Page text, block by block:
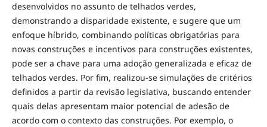
desenvolvidos no assunto de telhados verdes,
demonstrando a disparidade existente, e sugere que um
enfoque híbrido, combinando políticas obrigatórias para
novas construções e incentivos para construções existentes,
pode ser a chave para uma adoção generalizada e eficaz de
telhados verdes. Por fim, realizou-se simulações de critérios
definidos a partir da revisão legislativa, buscando entender
quais delas apresentam maior potencial de adesão de
acordo com o contexto das construções. Por exemplo, o